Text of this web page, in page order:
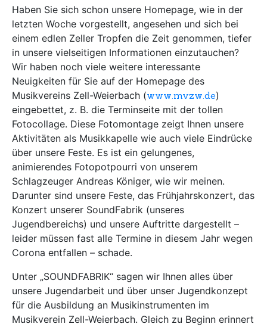
Haben Sie sich schon unsere Homepage, wie in der
letzten Woche vorgestellt, angesehen und sich bei
einem edlen Zeller Tropfen die Zeit genommen, tiefer
in unsere vielseitigen Informationen einzutauchen?
Wir haben noch viele weitere interessante
Neuigkeiten für Sie auf der Homepage des
Musikvereins Zell-Weierbach (www.mvzw.de)
eingebettet, z. B. die Terminseite mit der tollen
Fotocollage. Diese Fotomontage zeigt Ihnen unsere
Aktivitäten als Musikkapelle wie auch viele Eindrücke
über unsere Feste. Es ist ein gelungenes,
animierendes Fotopotpourri von unserem
Schlagzeuger Andreas Königer, wie wir meinen.
Darunter sind unsere Feste, das Frühjahrskonzert, das
Konzert unserer SoundFabrik (unseres
Jugendbereichs) und unsere Auftritte dargestellt –
leider müssen fast alle Termine in diesem Jahr wegen
Corona entfallen – schade.
Unter „SOUNDFABRIK“ sagen wir Ihnen alles über
unsere Jugendarbeit und über unser Jugendkonzept
für die Ausbildung an Musikinstrumenten im
Musikverein Zell-Weierbach. Gleich zu Beginn erinnert